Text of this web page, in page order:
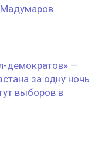
демократов» —
за одну ночь
выборов в